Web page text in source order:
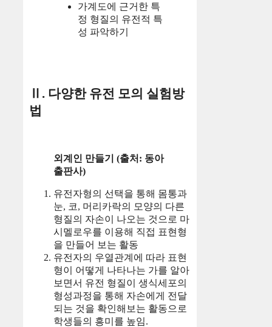
가계도에 근거한 특
정 형질의 유전적 특
성 파악하기
Ⅱ. 다양한 유전 모의 실험방
법
외계인 만들기 (출처: 동아
출판사)
유전자형의 선택을 통해 몸통과
눈, 코, 머리카락의 모양의 다른
형질의 자손이 나오는 것으로 마
시멜로우를 이용해 직접 표현형
을 만들어 보는 활동
유전자의 우열관계에 따라 표현
형이 어떻게 나타나는 가를 알아
보면서 유전 형질이 생식세포의
형성과정을 통해 자손에게 전달
되는 것을 확인해보는 활동으로
학생들의 흥미를 높임.